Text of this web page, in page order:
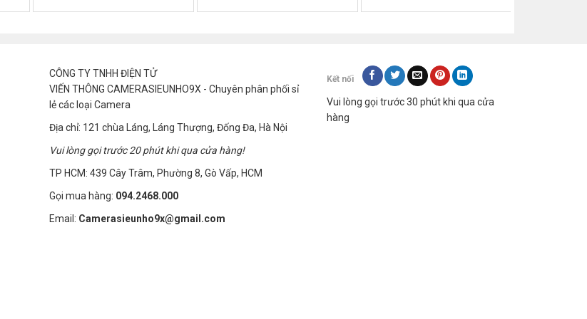
CÔNG TY TNHH ĐIỆN TỬ
VIẾN THÔNG CAMERASIEUNHO9X - Chuyên phân phối sỉ
lẻ các loại Camera
Địa chỉ: 121 chùa Láng, Láng Thượng, Đống Đa, Hà Nội
Vui lòng gọi trước 20 phút khi qua cửa hàng!
TP HCM: 439 Cây Trâm, Phường 8, Gò Vấp, HCM
Gọi mua hàng: 094.2468.000
Email: Camerasieunho9x@gmail.com
Kết nối
Vui lòng gọi trước 30 phút khi qua cửa
hàng